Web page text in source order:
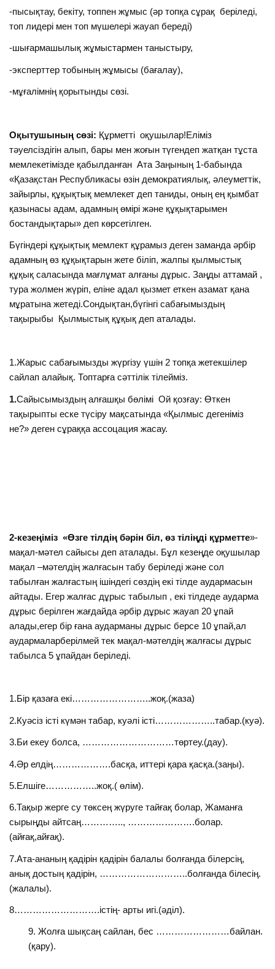
-пысықтау, бекіту, топпен жұмыс (әр топқа сұрақ беріледі,
топ лидері мен топ мүшелері жауап береді)
-шығармашылық жұмыстармен таныстыру,
-эксперттер тобының жұмысы (бағалау),
-мұғалімнің қорытынды сөзі.
Оқытушының сөзі: Құрметті оқушылар!Еліміз
тәуелсіздігін алып, бары мен жоғын түгендеп жатқан тұста
мемлекетімізде қабылданған Ата Заңының 1-бабында
«Қазақстан Республикасы өзін демократиялық, әлеуметтік,
зайырлы, құқықтық мемлекет деп таниды, оның ең қымбат
қазынасы адам, адамның өмірі және құқықтарымен
бостандықтары» деп көрсетілген.
Бүгіндері құқықтық мемлект құрамыз деген заманда әрбір
адамның өз құқықтарын жете біліп, жалпы қылмыстық
құқық саласында мағлұмат алғаны дұрыс. Заңды аттамай ,
тура жолмен жүріп, еліне адал қызмет еткен азамат қана
мұратына жетеді.Сондықтан,бүгінгі сабағымыздың
тақырыбы Қылмыстық құқық деп аталады.
1.Жарыс сабағымызды жүргізу үшін 2 топқа жетекшілер
сайлап алайық. Топтарға сәттілік тілейміз.
1.Сайысымыздың алғашқы бөлімі Ой қозғау: Өткен
тақырыпты еске түсіру мақсатында «Қылмыс дегеніміз
не?» деген сұраққа ассоцация жасау.
2-кезеңіміз «Өзге тілдің бәрін біл, өз тіліңді құрметте»-
мақал-мәтел сайысы деп аталады. Бұл кезеңде оқушылар
мақал –мәтелдің жалғасын табу беріледі және сол
табылған жалғастың ішіндегі сөздің екі тілде аудармасын
айтады. Егер жалғас дұрыс табылып , екі тілдеде аударма
дұрыс берілген жағдайда әрбір дұрыс жауап 20 ұпай
алады,егер бір ғана аударманы дұрыс берсе 10 ұпай,ал
аудармаларберілмей тек мақал-мәтелдің жалғасы дұрыс
табылса 5 ұпайдан беріледі.
1.Бір қазаға екі……………………..жоқ.(жаза)
2.Куәсіз істі күмән табар, куәлі істі………………..табар.(куә).
3.Би екеу болса, …………………………төртеу.(дау).
4.Әр елдің……………….басқа, иттері қара қасқа.(заңы).
5.Елшіге……………..жоқ.( өлім).
6.Тақыр жерге су төксең жүруге тайғақ болар, Жаманға
сырыңды айтсаң………….., ………………….болар.
(айғақ,айғақ).
7.Ата-ананың қадірін қадірін балалы болғанда білерсің,
анық достың қадірін, ………………………..болғанда білесің.
(жалалы).
8……………………….істің- арты игі.(әділ).
Жолға шықсаң сайлан, бес ……………………байлан.
(қару).